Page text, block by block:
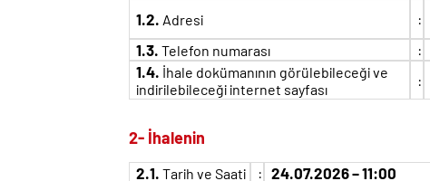
1.2. Adresi :
1.3. Telefon numarası :
1.4. İhale dokümanının görülebileceği ve
indirilebileceği internet sayfası
:
2- İhalenin
2.1. Tarih ve Saati : 24.07.2026 – 11:00